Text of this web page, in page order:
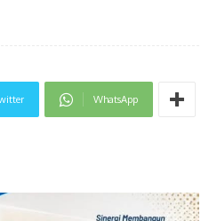
WhatsApp